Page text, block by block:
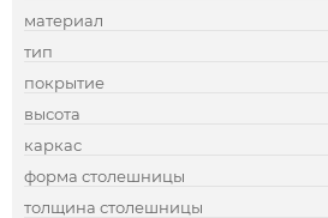
материал
тип
покрытие
высота
каркас
форма столешницы
толщина столешницы